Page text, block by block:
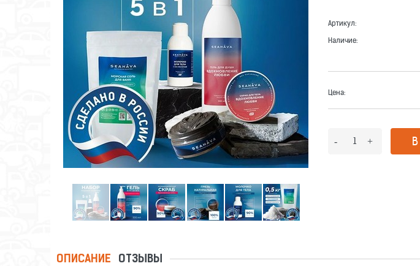
Артикул:
Наличие:
Цена:
ОПИСАНИЕ ОТЗЫВЫ